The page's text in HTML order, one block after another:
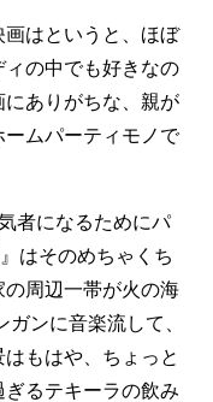
はというと、ほぼ
の中でも好きなの
ありがちな、親が
ムパーティモノで
者になるためにパ
はそのめちゃくち
周辺一帯が火の海
ンに音楽流して、
もはや、ちょっと
るテキーラの飲み